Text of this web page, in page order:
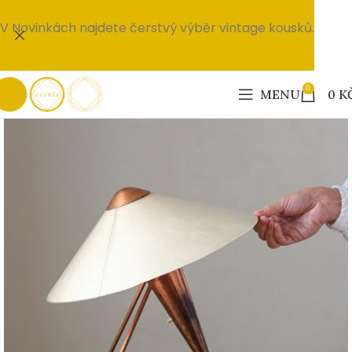
MENU 0 0
V Novinkách najdete čerstvý výběr vintage kousků.